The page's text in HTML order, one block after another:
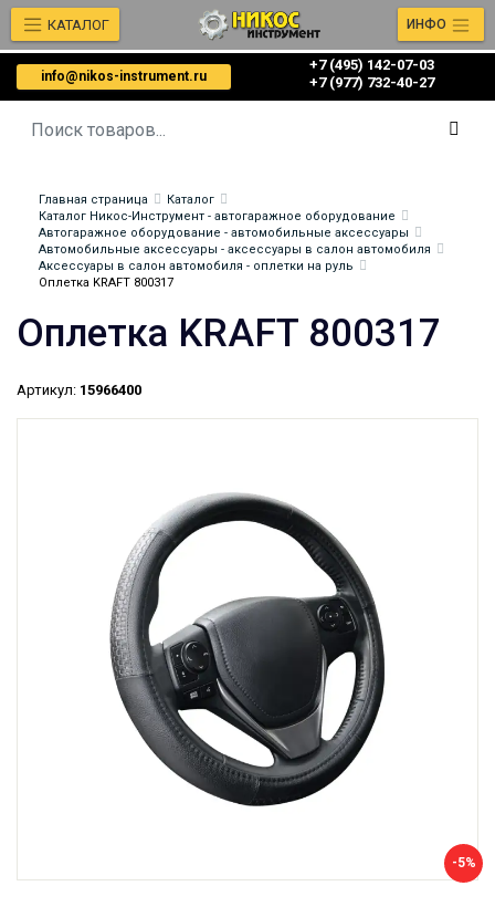
info@nikos-instrument.ru
+7 (495) 142-07-03
‎‎+7 (977) 732-40-27
КАТАЛОГ ИНФО
Главная страница
Каталог
Каталог Никос-Инструмент - автогаражное оборудование
Автогаражное оборудование - автомобильные аксессуары
Автомобильные аксессуары - аксессуары в салон автомобиля
Аксессуары в салон автомобиля - оплетки на руль
Оплетка KRAFT 800317
Оплетка KRAFT 800317
Артикул: 15966400
-5%